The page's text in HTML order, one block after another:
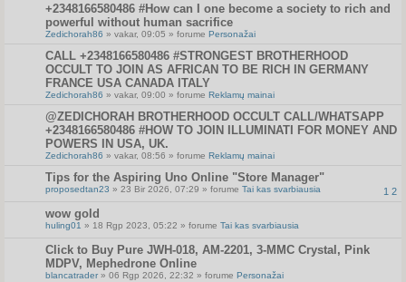
+2348166580486 #How can I one become a society to rich and
powerful without human sacrifice
Zedichorah86 » vakar, 09:05 » forume Personažai
CALL +2348166580486 #STRONGEST BROTHERHOOD
OCCULT TO JOIN AS AFRICAN TO BE RICH IN GERMANY
FRANCE USA CANADA ITALY
Zedichorah86 » vakar, 09:00 » forume Reklamų mainai
@ZEDICHORAH BROTHERHOOD OCCULT CALL/WHATSAPP
+2348166580486 #HOW TO JOIN ILLUMINATI FOR MONEY AND
POWERS IN USA, UK.
Zedichorah86 » vakar, 08:56 » forume Reklamų mainai
Tips for the Aspiring Uno Online "Store Manager"
1 2
proposedtan23 » 23 Bir 2026, 07:29 » forume Tai kas svarbiausia
wow gold
huling01 » 18 Rgp 2023, 05:22 » forume Tai kas svarbiausia
Click to Buy Pure JWH-018, AM-2201, 3-MMC Crystal, Pink
MDPV, Mephedrone Online
blancatrader » 06 Rgp 2026, 22:32 » forume Personažai